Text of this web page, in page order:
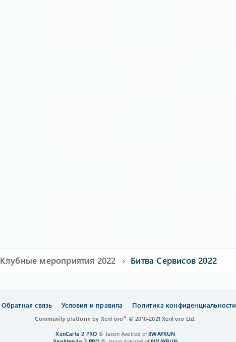
Клубные мероприятия 2022 Битва Сервисов 2022
Обратная связь Условия и правила Политика конфиденциальности
Community platform by XenForo® © 2010-2021 XenForo Ltd.
XenCarta 2 PRO © Jason Axelrod of8WAYRUN